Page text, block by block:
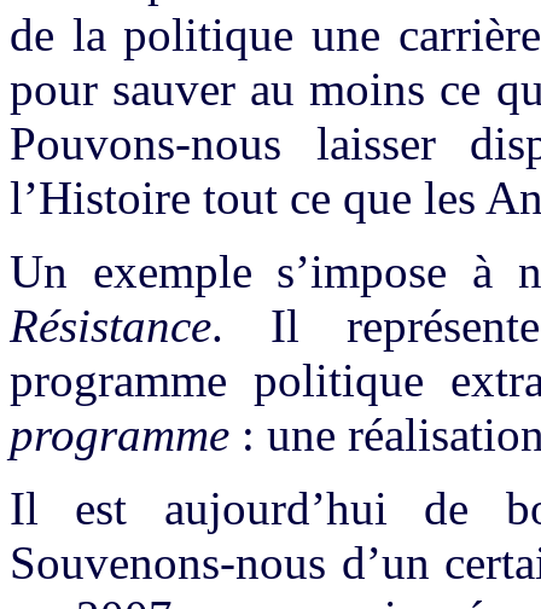
de la politique une
pour sauver au moins ce
Pouvons-nous laisser
l’Histoire tout ce que les
Un exemple s’impose à
Résistance. Il
programme politique
programme : une
Il est aujourd’hui de
Souvenons-nous d’un